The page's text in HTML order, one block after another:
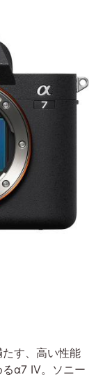
す、高い性能
α7 IV。ソニー